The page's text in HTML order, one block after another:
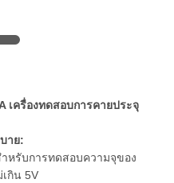
เครื่องทดสอบการคายประจุ
าย:
หรับการทดสอบความจุของ
กิน 5V